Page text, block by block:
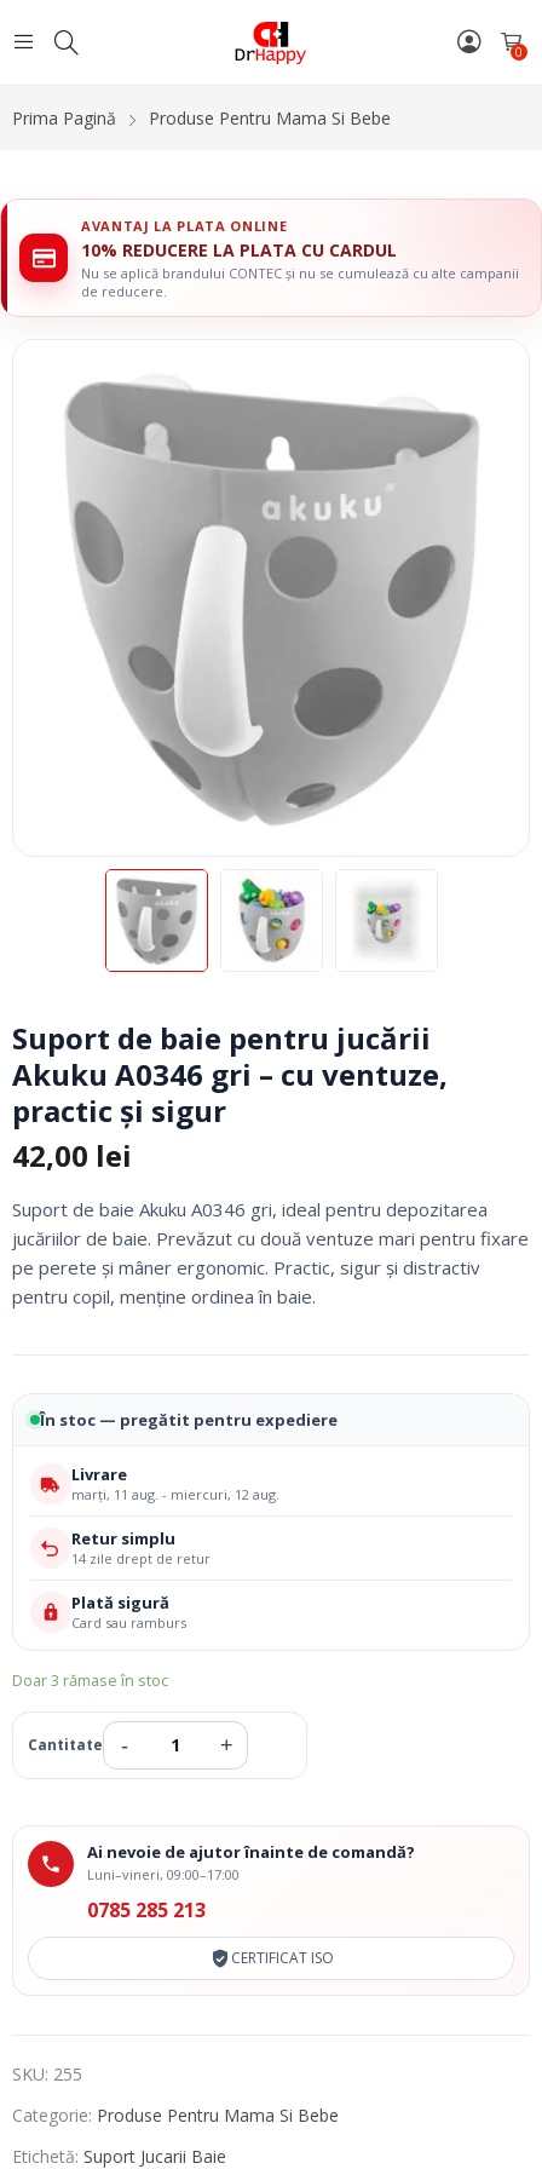
0
Prima Pagină Produse Pentru Mama Si Bebe
AVANTAJ LA PLATA ONLINE
10% REDUCERE LA PLATA CU CARDUL
Nu se aplică brandului CONTEC și nu se cumulează cu alte campanii
de reducere.
Suport de baie pentru jucării
Akuku A0346 gri – cu ventuze,
practic și sigur
42,00 lei
Suport de baie Akuku A0346 gri, ideal pentru depozitarea
jucăriilor de baie. Prevăzut cu două ventuze mari pentru fixare
pe perete și mâner ergonomic. Practic, sigur și distractiv
pentru copil, menține ordinea în baie.
În stoc — pregătit pentru expediere
Livrare
marți, 11 aug. - miercuri, 12 aug.
Retur simplu
14 zile drept de retur
Plată sigură
Card sau ramburs
Doar 3 rămase în stoc
Ai nevoie de ajutor înainte de comandă?
Luni–vineri, 09:00–17:00
0785 285 213
CERTIFICAT ISO
SKU: 255
Categorie: Produse Pentru Mama Si Bebe
Etichetă: Suport Jucarii Baie